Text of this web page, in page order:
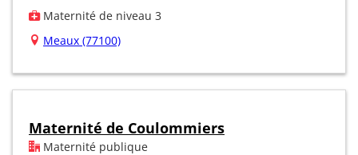
Maternité de niveau 3
Meaux (77100)
Maternité de Coulommiers
Maternité publique